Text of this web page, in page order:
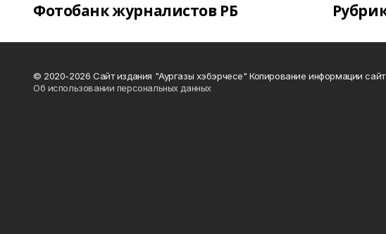
Фотобанк журналистов РБ
© 2020-2026 Сайт издания "Аургазы хэбэрчесе" Копирование информации
Об использовании персональных данных